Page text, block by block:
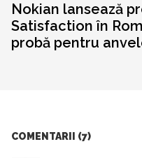
Nokian lansează
Satisfaction în
probă pentru
COMENTARII (7)